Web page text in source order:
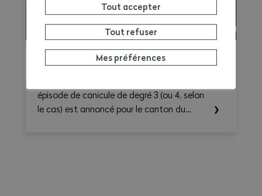
Épisode de canicule
épisode de canicule de degré 3 (ou 4, selon
le cas) est annoncé pour le canton du
Tout accepter
Tout refuser
Mes préférences